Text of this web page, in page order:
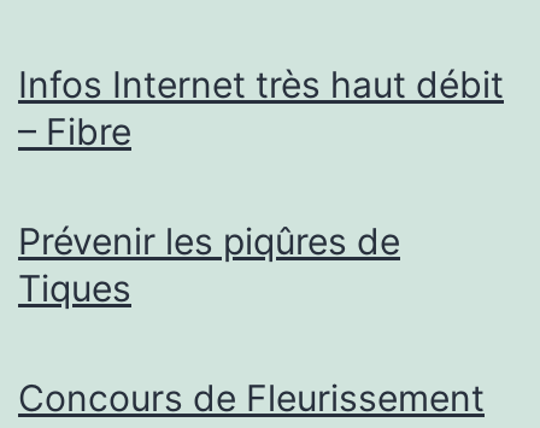
Infos Internet très haut débit
– Fibre
Prévenir les piqûres de
Tiques
Concours de Fleurissement